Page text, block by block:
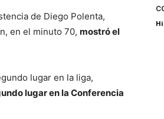
de Diego Polenta,
en el minuto 70, mostró el
lugar en la liga,
lugar en la Conferencia